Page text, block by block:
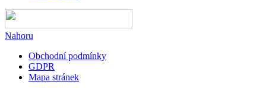
Nahoru
Obchodní podmínky
GDPR
Mapa stránek